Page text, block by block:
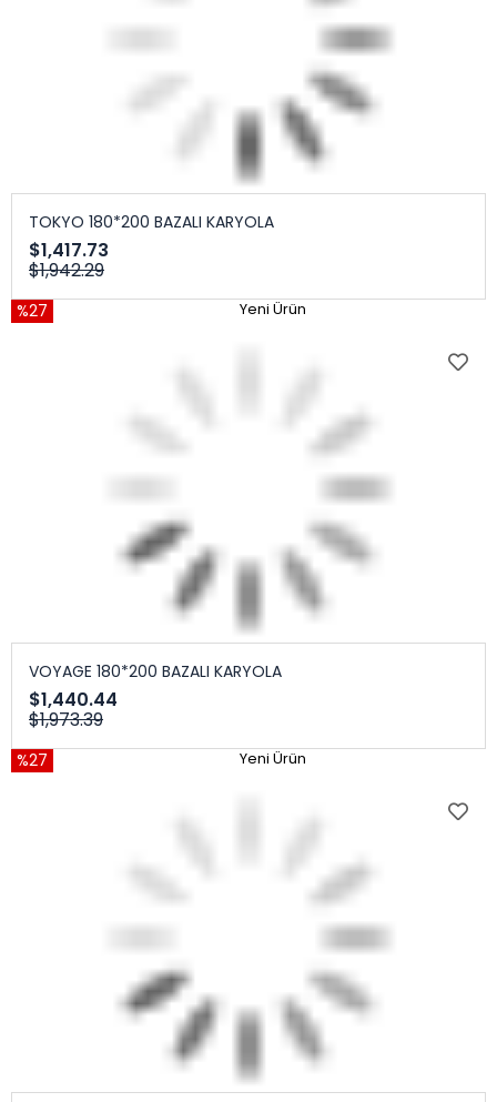
TOKYO 180*200 BAZALI KARYOLA
$1,417.73
$1,942.29
%27 Yeni Ürün
VOYAGE 180*200 BAZALI KARYOLA
$1,440.44
$1,973.39
%27 Yeni Ürün